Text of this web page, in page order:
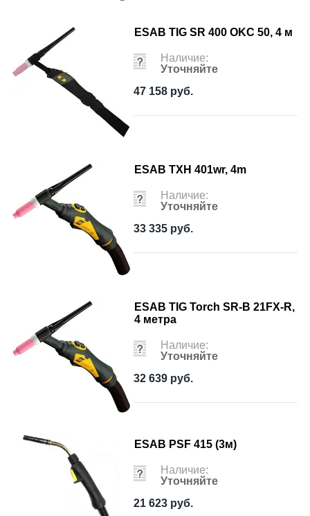
ESAB TIG SR 400 OKC 50, 4 м
Наличие:
Уточняйте
47 158 руб.
ESAB TXH 401wr, 4m
Наличие:
Уточняйте
33 335 руб.
ESAB TIG Torch SR-B 21FX-R,
4 метра
Наличие:
Уточняйте
32 639 руб.
ESAB PSF 415 (3м)
Наличие:
Уточняйте
21 623 руб.